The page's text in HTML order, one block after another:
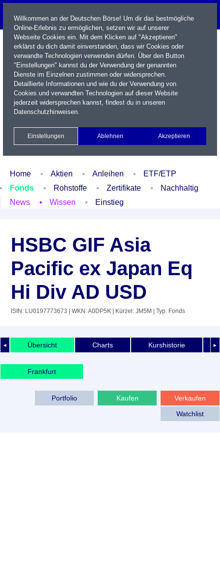
Name / WKN / ISIN / Kürzel
Xetra Realtime
Watchlist Portfolio Login
Home Aktien Anleihen
ETF/ETP
Fonds
Rohstoffe Zertifikate
Nachhaltig
News
Wissen Einstieg
HSBC GIF Asia
Pacific ex Japan Eq
Hi Div AD USD
ISIN: LU0197773673 | WKN: A0DP5K | Kürzel: JM5M | Typ: Fonds
◄ ►
Übersicht Charts Kurshistorie
Frankfurt
Verkaufen
Kaufen
Portfolio
Watchlist
Willkommen an der Deutschen Börse! Um dir das bestmögliche
Online-Erlebnis zu ermöglichen, setzen wir auf unserer
Webseite Cookies ein. Mit dem Klicken auf "Akzeptieren"
erklärst du dich damit einverstanden, dass wir Cookies oder
verwandte Technologien verwenden dürfen. Über den Button
"Einstellungen" kannst du der Verwendung der genannten
Dienste im Einzelnen zustimmen oder widersprechen.
Detaillierte Informationen und wie du der Verwendung von
Cookies und verwandten Technologien auf dieser Website
jederzeit widersprechen kannst, findest du in unseren
Datenschutzhinweisen.
Einstellungen Ablehnen Akzeptieren